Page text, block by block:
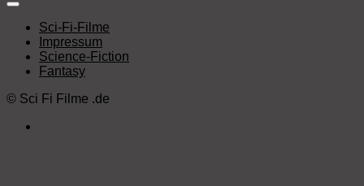
Sci-Fi-Filme
Impressum
Science-Fiction
Fantasy
© Sci Fi Filme .de